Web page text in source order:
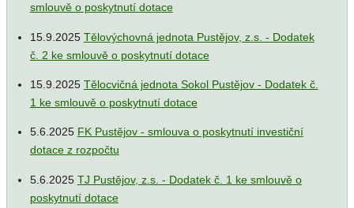
smlouvě o poskytnutí dotace
15.9.2025 Tělovýchovná jednota Pustějov, z.s. - Dodatek
č. 2 ke smlouvě o poskytnutí dotace
15.9.2025 Tělocvičná jednota Sokol Pustějov - Dodatek č.
1 ke smlouvě o poskytnutí dotace
5.6.2025 FK Pustějov - smlouva o poskytnutí investiční
dotace z rozpočtu
5.6.2025 TJ Pustějov, z.s. - Dodatek č. 1 ke smlouvě o
poskytnutí dotace